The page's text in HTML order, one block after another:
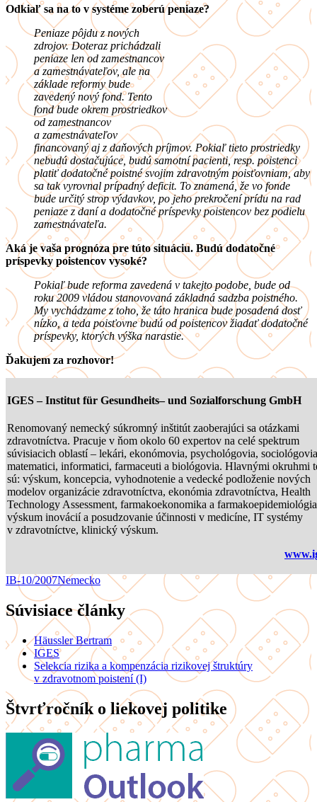
Odkiaľ sa na to v systéme zoberú peniaze?
Peniaze pôjdu z nových
zdrojov. Doteraz prichádzali
peniaze len od zamestnancov
a zamestnávateľov, ale na
základe reformy bude
zavedený nový fond. Tento
fond bude okrem prostriedkov
od zamestnancov
a zamestnávateľov
financovaný aj z daňových príjmov. Pokiaľ tieto prostriedky
nebudú dostačujúce, budú samotní pacienti, resp. poistenci
platiť dodatočné poistné svojim zdravotným poisťovniam, aby
sa tak vyrovnal prípadný deficit. To znamená, že vo fonde
bude určitý strop výdavkov, po jeho prekročení prídu na rad
peniaze z daní a dodatočné príspevky poistencov bez podielu
zamestnávateľa.
Aká je vaša prognóza pre túto situáciu. Budú dodatočné
príspevky poistencov vysoké?
Pokiaľ bude reforma zavedená v takejto podobe, bude od
roku 2009 vládou stanovovaná základná sadzba poistného.
My vychádzame z toho, že táto hranica bude posadená dosť
nízko, a teda poisťovne budú od poistencov žiadať dodatočné
príspevky, ktorých výška narastie.
Ďakujem za rozhovor!
IGES– Institut für Gesundheits– und Sozialforschung GmbH
Renomovaný nemecký súkromný inštitút zaoberajúci sa otázkami
zdravotníctva. Pracuje v ňom okolo 60 expertov na celé spektrum
súvisiacich oblastí – lekári, ekonómovia, psychológovia,
matematici, informatici, farmaceuti a biológovia. Hlavnými okruhmi
sú: výskum, koncepcia, vyhodnotenie a vedecké podloženie nových
modelov organizácie zdravotníctva, ekonómia zdravotníctva, Health
Technology Assessment, farmakoekonomika a
výskum inovácií a posudzovanie účinnosti v medicíne, IT systémy
v zdravotníctve, klinický výskum.
IB-10/2007Nemecko
Súvisiace články
Häussler Bertram
IGES
Selekcia rizika a kompenzácia rizikovej štruktúry
v zdravotnom poistení (I)
Štvrťročník o liekovej politike